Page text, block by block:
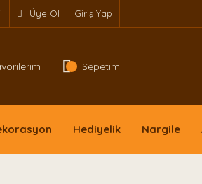
Üye Ol Giriş Yap
Sepetim
Hediyelik Nargile